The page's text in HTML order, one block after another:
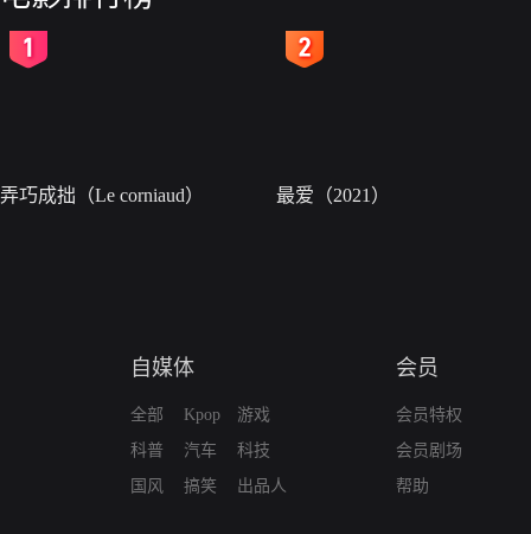
弄巧成拙（Le corniaud） 最爱（2021）
自媒体
全部
科普
国风
Kpop
汽车
搞笑
游戏
科技
出品人
会员
会员特权
会员剧场
帮助